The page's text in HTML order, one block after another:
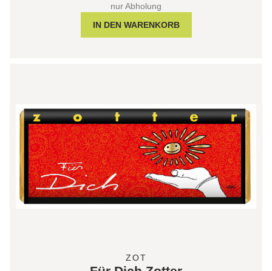
nur Abholung
ZOT